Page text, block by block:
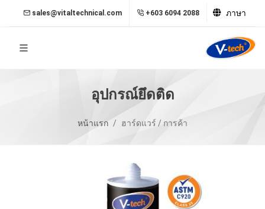
sales@vitaltechnical.com +603 6094 2088 ภาษา
อุปกรณ์ยึดติด
หน้าแรก ฮาร์ดแวร์ / การค้า